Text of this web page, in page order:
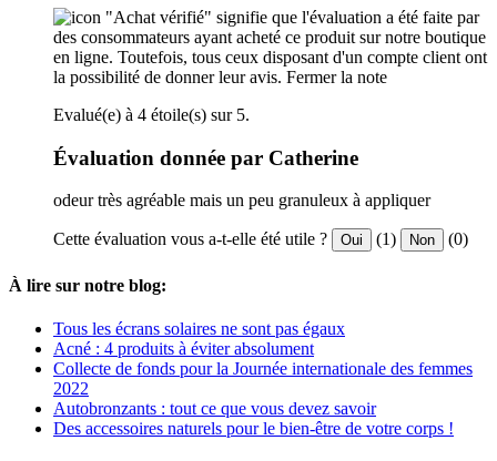
"Achat vérifié" signifie que l'évaluation a été faite par
des consommateurs ayant acheté ce produit sur notre boutique
en ligne. Toutefois, tous ceux disposant d'un compte client ont
la possibilité de donner leur avis. Fermer la note
Evalué(e) à 4 étoile(s) sur 5.
Évaluation donnée par Catherine
odeur très agréable mais un peu granuleux à appliquer
Cette évaluation vous a-t-elle été utile ? Oui (1) Non (0)
À lire sur notre blog:
Tous les écrans solaires ne sont pas égaux
Acné : 4 produits à éviter absolument
Collecte de fonds pour la Journée internationale des femmes
2022
Autobronzants : tout ce que vous devez savoir
Des accessoires naturels pour le bien-être de votre corps !